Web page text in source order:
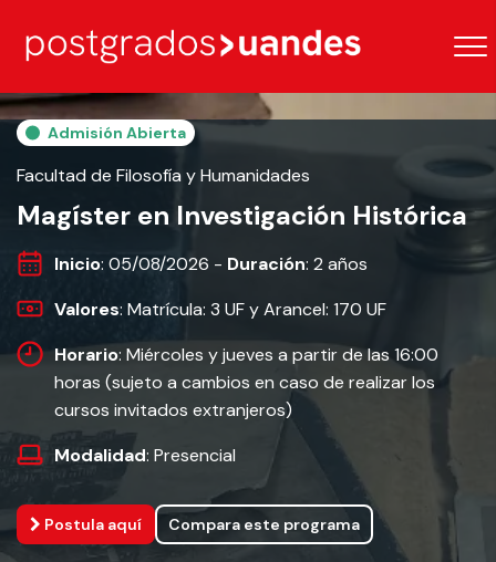
Admisión Abierta
Facultad de Filosofía y Humanidades
Magíster en Investigación Histórica
Inicio: 05/08/2026 - Duración: 2 años
Valores: Matrícula: 3 UF y Arancel: 170 UF
Horario: Miércoles y jueves a partir de las 16:00
horas (sujeto a cambios en caso de realizar los
cursos invitados extranjeros)
Modalidad: Presencial
Postula aquí Compara este programa